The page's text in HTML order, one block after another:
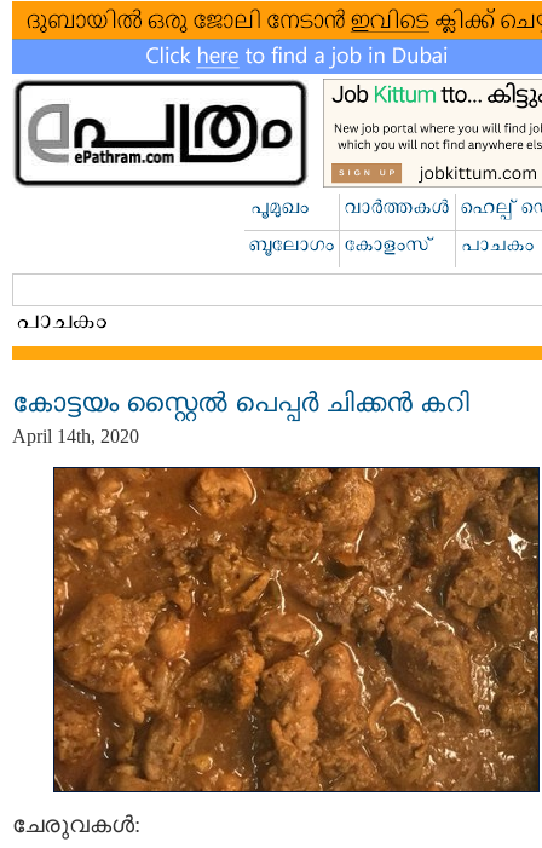
കോട്ടയം സ്റ്റൈൽ പെപ്പർ ചിക്കൻ കറി
April 14th, 2020
ചേരുവകൾ: